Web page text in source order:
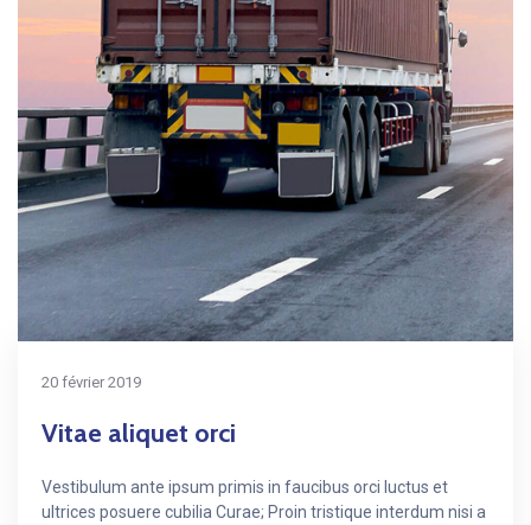
20 février 2019
Vitae aliquet orci
Vestibulum ante ipsum primis in faucibus orci luctus et
ultrices posuere cubilia Curae; Proin tristique interdum nisi a